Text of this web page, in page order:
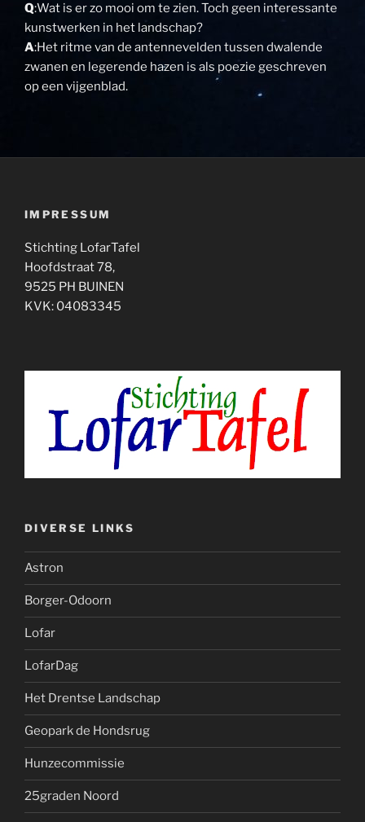
Q:Wat is er zo mooi om te zien. Toch geen interessante
kunstwerken in het landschap?
A:Het ritme van de antennevelden tussen dwalende
zwanen en legerende hazen is als poezie geschreven
op een vijgenblad.
IMPRESSUM
Stichting LofarTafel
Hoofdstraat 78,
9525 PH BUINEN
KVK: 04083345
DIVERSE LINKS
Astron
Borger-Odoorn
Lofar
LofarDag
Het Drentse Landschap
Geopark de Hondsrug
Hunzecommissie
25graden Noord